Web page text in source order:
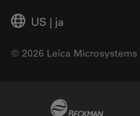
US | ja
© 2026 Leica Microsystems